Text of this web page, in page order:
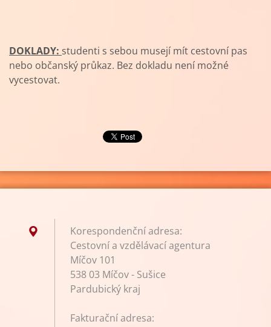
DOKLADY: studenti s sebou musejí mít cestovní pas
nebo občanský průkaz. Bez dokladu není možné
vycestovat.
Korespondenční adresa:
Cestovní a vzdělávací agentura
Míčov 101
538 03 Míčov - Sušice
Pardubický kraj
Fakturační adresa: